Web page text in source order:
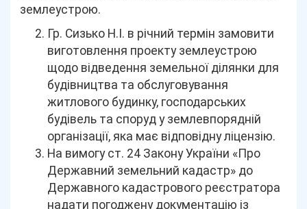
землеустрою.
Гр. Сизько Н.І. в річний термін замовити
виготовлення проекту землеустрою
щодо відведення земельної ділянки для
будівництва та обслуговування
житлового будинку, господарських
будівель та споруд у землевпорядній
організації, яка має відповідну ліцензію.
На вимогу ст. 24 Закону України «Про
Державний земельний кадастр» до
Державного кадастрового реєстратора
надати погоджену документацію із